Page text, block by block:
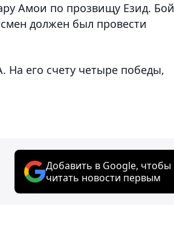
Амои по прозвищу Езид. Бой
должен был провести
На его счету четыре победы,
Добавить в Google, чтобы
читать новости первым